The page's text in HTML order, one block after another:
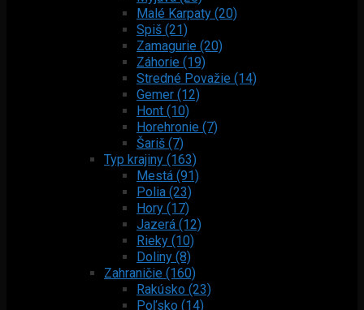
Malé Karpaty (20)
Spiš (21)
Zamagurie (20)
Záhorie (19)
Stredné Považie (14)
Gemer (12)
Hont (10)
Horehronie (7)
Šariš (7)
Typ krajiny (163)
Mestá (91)
Polia (23)
Hory (17)
Jazerá (12)
Rieky (10)
Doliny (8)
Zahraničie (160)
Rakúsko (23)
Poľsko (14)